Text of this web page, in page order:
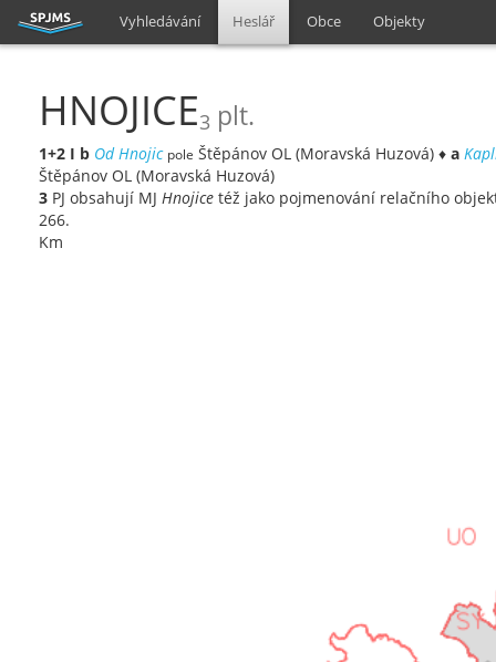
Vyhledávání Heslář Obce Objekty
HNOJICE3 plt.
1+2 I b Od Hnojic pole Štěpánov OL (Moravská Huzová) ♦ a
Štěpánov OL (Moravská Huzová)
3 PJ obsahují MJ Hnojice též jako pojmenování relačního
266.
Km